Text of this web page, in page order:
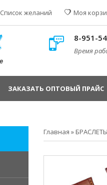
Список желаний Моя
8-951-
Время
ЗАКАЗАТЬ ОПТОВЫЙ ПРАЙС
Главная »